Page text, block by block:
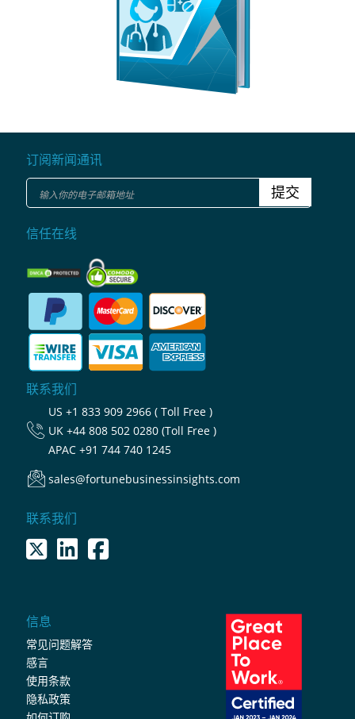
订阅新闻通讯
提交
信任在线
联系我们
US +1 833 909 2966 ( Toll Free )
UK +44 808 502 0280 (Toll Free )
APAC +91 744 740 1245
sales@fortunebusinessinsights.com
联系我们
信息
常见问题解答
感言
使用条款
隐私政策